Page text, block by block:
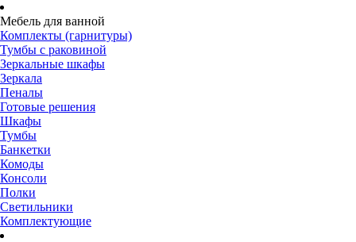
Мебель для ванной
Комплекты (гарнитуры)
Тумбы с раковиной
Зеркальные шкафы
Зеркала
Пеналы
Готовые решения
Шкафы
Тумбы
Банкетки
Комоды
Консоли
Полки
Светильники
Комплектующие